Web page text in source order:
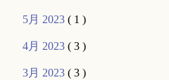
5月 2023( 1 )
4月 2023( 3 )
3月 2023( 3 )